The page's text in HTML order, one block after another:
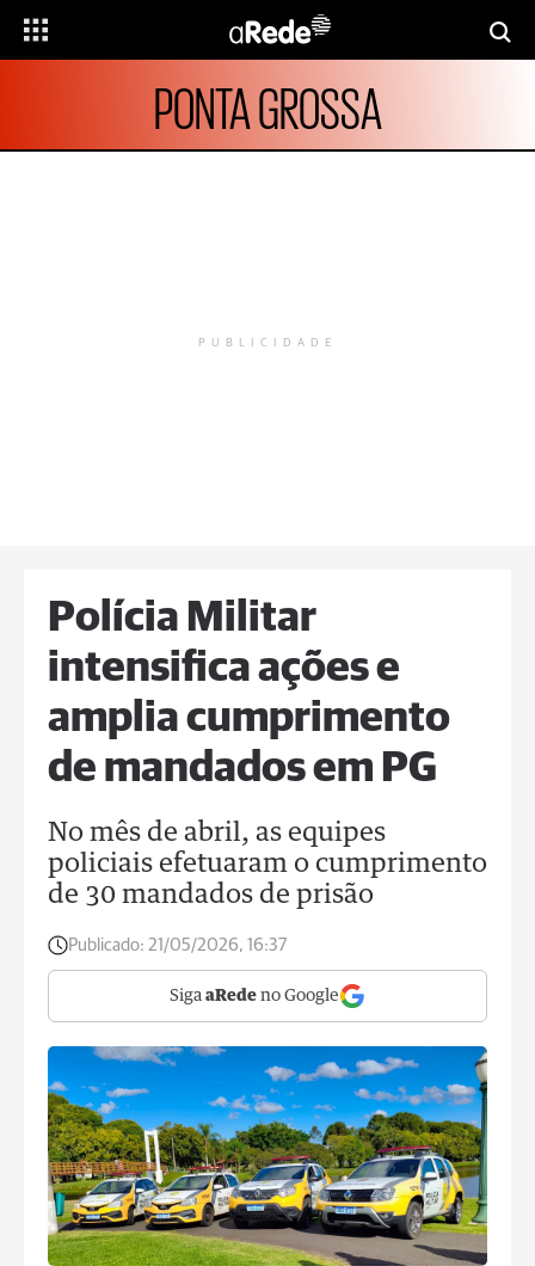
PONTA GROSSA
PUBLICIDADE
Polícia Militar
intensifica ações e
amplia cumprimento
de mandados em PG
No mês de abril, as equipes
policiais efetuaram o cumprimento
de 30 mandados de prisão
Publicado: 21/05/2026, 16:37
Siga aRede no Google